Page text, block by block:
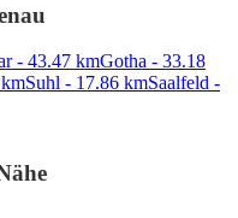
- 43.47 kmGotha - 33.18
Suhl - 17.86 kmSaalfeld -